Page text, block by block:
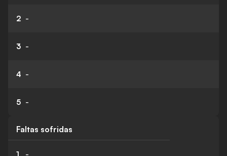
2 -
3 -
4 -
5 -
Faltas sofridas